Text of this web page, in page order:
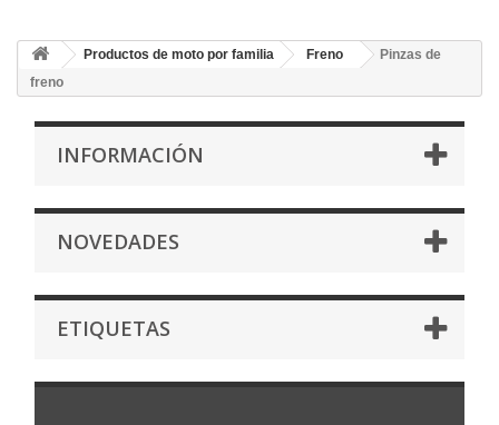
Productos de moto por familia Freno
Pinzas de
freno
INFORMACIÓN
NOVEDADES
ETIQUETAS